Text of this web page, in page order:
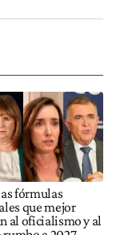
fórmulas
que mejor
al oficialismo y al